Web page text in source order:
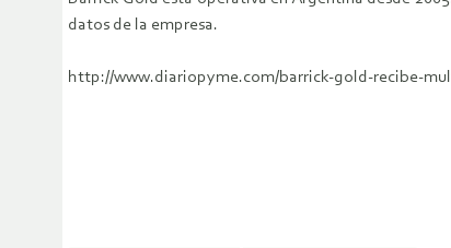
datos de la empresa.
http://www.diariopyme.com/barrick-gold-recibe-